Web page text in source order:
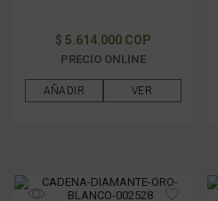
$ 5.614.000 COP
PRECIO ONLINE
AÑADIR VER